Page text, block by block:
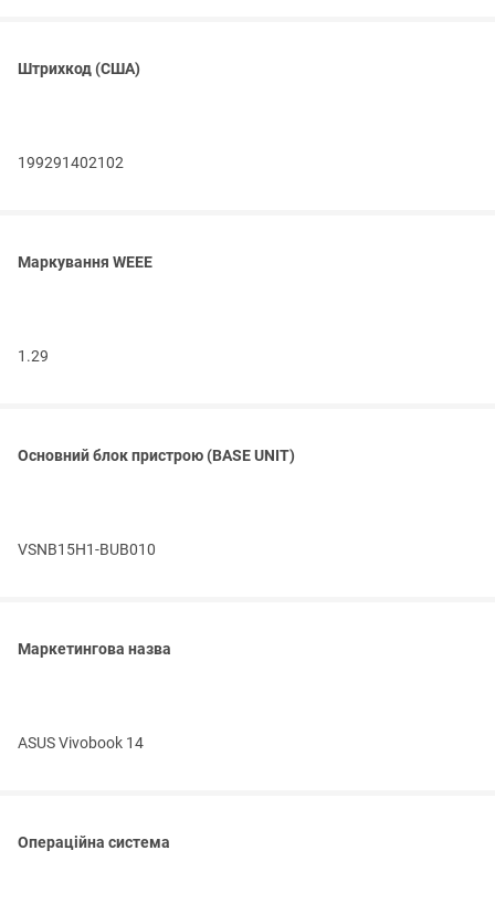
Штрихкод (США)
199291402102
Маркування WEEE
1.29
Основний блок пристрою (BASE UNIT)
VSNB15H1-BUB010
Маркетингова назва
ASUS Vivobook 14
Операційна система